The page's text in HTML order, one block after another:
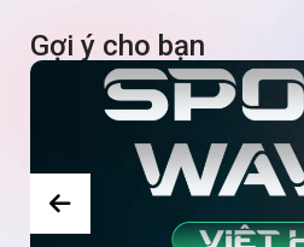
Gợi ý cho bạn